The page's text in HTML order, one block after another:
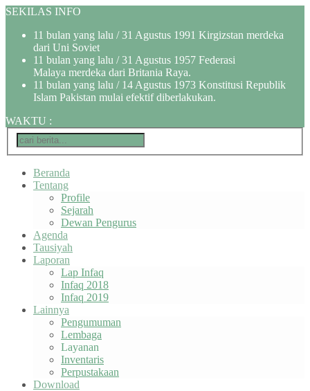
SEKILAS INFO
11 bulan yang lalu / 31 Agustus 1991 Kirgizstan merdeka
dari Uni Soviet
11 bulan yang lalu / 31 Agustus 1957 Federasi
Malaya merdeka dari Britania Raya.
11 bulan yang lalu / 14 Agustus 1973 Konstitusi Republik
Islam Pakistan mulai efektif diberlakukan.
WAKTU :
Beranda
Tentang
Profile
Sejarah
Dewan Pengurus
Agenda
Tausiyah
Laporan
Lap Infaq
Infaq 2018
Infaq 2019
Lainnya
Pengumuman
Lembaga
Layanan
Inventaris
Perpustakaan
Download